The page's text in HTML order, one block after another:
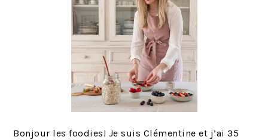
Bonjour les foodies! Je suis Clémentine et j’ai 35